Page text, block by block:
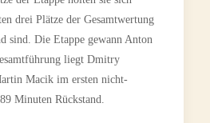
drei Plätze der Gesamtwertung
sind. Die Etappe gewann Anton
liegt Dmitry
Macik im ersten nicht-
Minuten Rückstand.